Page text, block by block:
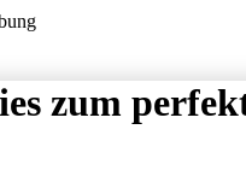
zum